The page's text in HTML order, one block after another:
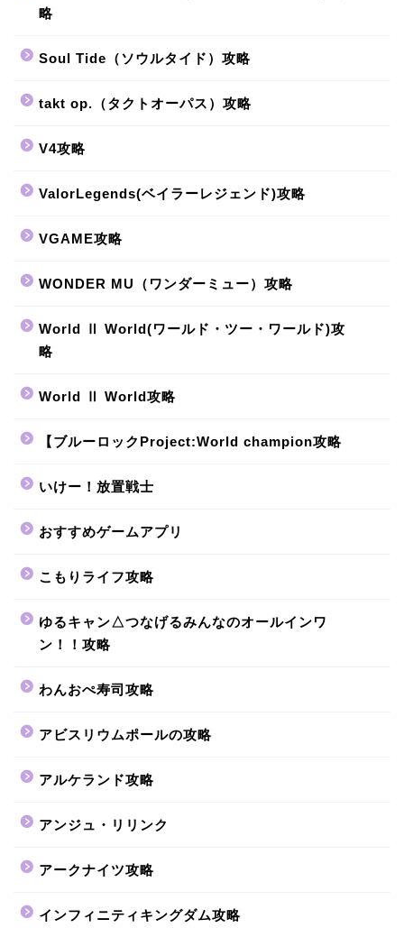
略
Soul Tide（ソウルタイド）攻略
takt op.（タクトオーパス）攻略
V4攻略
ValorLegends(ベイラーレジェンド)攻略
VGAME攻略
WONDER MU（ワンダーミュー）攻略
World Ⅱ World(ワールド・ツー・ワールド)攻
略
World Ⅱ World攻略
【ブルーロックProject:World champion攻略
いけー！放置戦士
おすすめゲームアプリ
こもりライフ攻略
ゆるキャン△つなげるみんなのオールインワ
ン！！攻略
わんおぺ寿司攻略
アビスリウムポールの攻略
アルケランド攻略
アンジュ・リリンク
アークナイツ攻略
インフィニティキングダム攻略